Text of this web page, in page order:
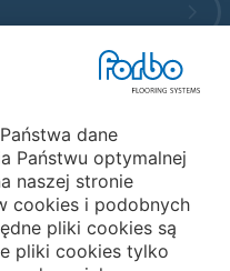
dane
Państwu optymalnej
naszej stronie
cookies i podobnych
pliki cookies są
pliki cookies tylko